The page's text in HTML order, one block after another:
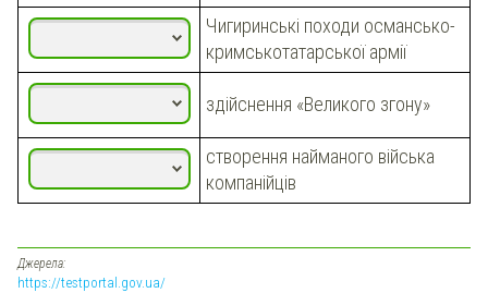
Чигиринські походи османсько-
кримськотатарської армії
здійснення «Великого згону»
створення найманого війська
компанійців
Джерела:
https://testportal.gov.ua/